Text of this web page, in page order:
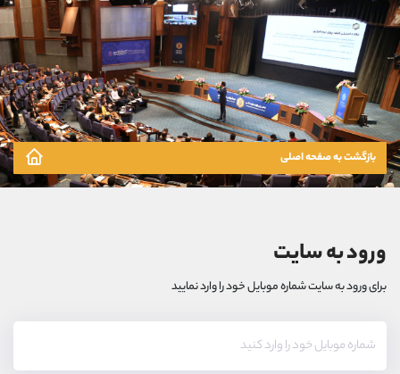
بازگشت به صفحه اصلی
ورود به سایت
برای ورود به سایت شماره موبایل خود را وارد نمایید